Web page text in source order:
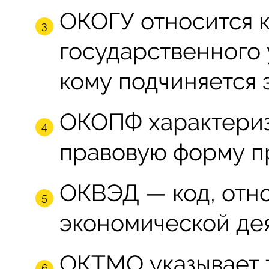
ОКОГУ относится
кому подчиняется
ОКОПФ
правовую форму
ОКВЭД — код,
экономической
ОКТМО указывает